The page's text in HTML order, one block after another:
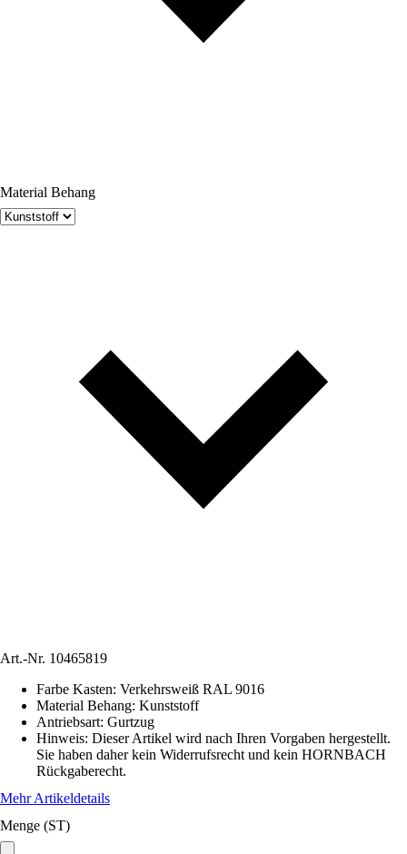
Material Behang
Art.-Nr. 10465819
Farbe Kasten: Verkehrsweiß RAL 9016
Material Behang: Kunststoff
Antriebsart: Gurtzug
Hinweis: Dieser Artikel wird nach Ihren Vorgaben hergestellt.
Sie haben daher kein Widerrufsrecht und kein HORNBACH
Rückgaberecht.
Mehr Artikeldetails
Menge (ST)